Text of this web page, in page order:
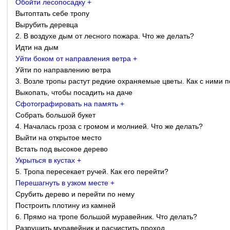
Обойти лесопосадку +
Вытоптать себе тропу
Вырубить деревца
2. В воздухе дым от лесного пожара. Что же делать?
Идти на дым
Уйти боком от направления ветра +
Уйти по направлению ветра
3. Возле тропы растут редкие охраняемые цветы. Как с ними
Выкопать, чтобы посадить на даче
Сфотографировать на память +
Собрать большой букет
4. Началась гроза с громом и молнией. Что же делать?
Выйти на открытое место
Встать под высокое дерево
Укрыться в кустах +
5. Тропа пересекает ручей. Как его перейти?
Перешагнуть в узком месте +
Срубить дерево и перейти по нему
Построить плотину из камней
6. Прямо на тропе большой муравейник. Что делать?
Разрушить муравейник и расчистить проход